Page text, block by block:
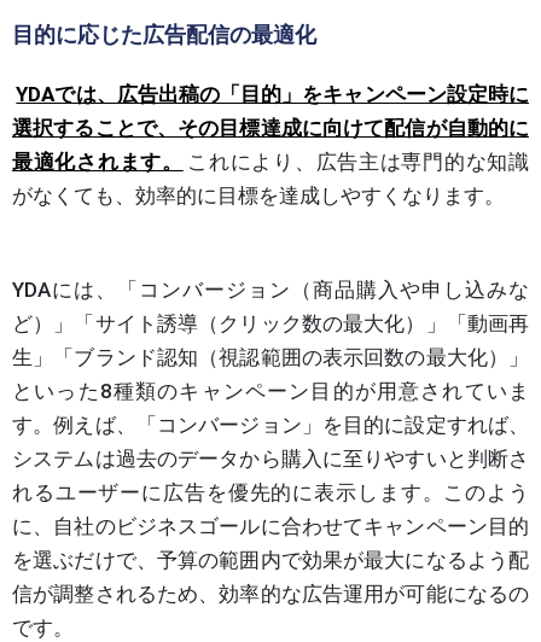
目的に応じた広告配信の最適化
YDAでは、広告出稿の「目的」をキャンペーン設定時に
選択することで、その目標達成に向けて配信が自動的に
最適化されます。
これにより、広告主は専門的な知識
がなくても、効率的に目標を達成しやすくなります。
YDAには、「コンバージョン（商品購入や申し込みな
ど）」「サイト誘導（クリック数の最大化）」「動画再
生」「ブランド認知（視認範囲の表示回数の最大化）」
といった8種類のキャンペーン目的が用意されていま
す。例えば、「コンバージョン」を目的に設定すれば、
システムは過去のデータから購入に至りやすいと判断さ
れるユーザーに広告を優先的に表示します。このよう
に、自社のビジネスゴールに合わせてキャンペーン目的
を選ぶだけで、予算の範囲内で効果が最大になるよう配
信が調整されるため、効率的な広告運用が可能になるの
です。